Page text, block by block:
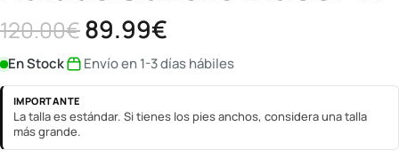
120.00€89.99€
En Stock Envío en 1-3 días hábiles
IMPORTANTE
La talla es estándar. Si tienes los pies anchos, considera una talla
más grande.